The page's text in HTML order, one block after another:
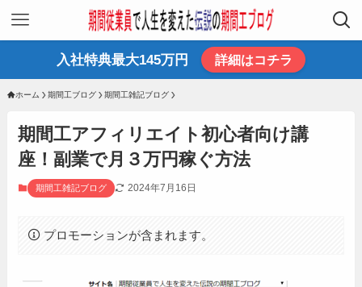
入社特典最大145万円 詳細はコチラ
ホーム 期間工ブログ 期間工雑記ブログ
期間工アフィリエイト初心者向け講
座！副業で月３万円稼ぐ方法
期間工雑記ブログ 2024年7月16日
プロモーションが含まれます。